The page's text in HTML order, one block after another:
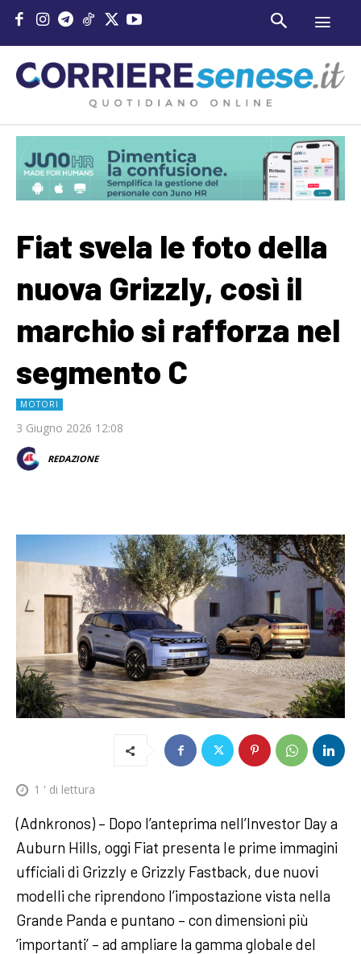
Fiat svela le foto della
nuova Grizzly, così il
marchio si rafforza nel
segmento C
MOTORI
3 Giugno 2026 12:08
REDAZIONE
1 ' di lettura
(Adnkronos) – Dopo l’anteprima nell’Investor Day a
Auburn Hills, oggi Fiat presenta le prime immagini
ufficiali di Grizzly e Grizzly Fastback, due nuovi
modelli che riprendono l’impostazione vista nella
Grande Panda e puntano – con dimensioni più
‘importanti’ – ad ampliare la gamma globale del